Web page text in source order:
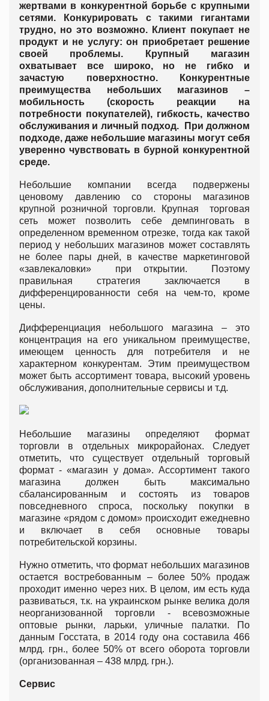
жертвами в конкурентной борьбе с крупными
сетями. Конкурировать с такими гигантами
трудно, но это возможно. Клиент покупает не
продукт и не услугу: он приобретает решение
своей проблемы. Крупный магазин
охватывает все широко, но не гибко и
зачастую поверхностно. Конкурентные
преимущества небольших магазинов –
мобильность (скорость реакции на
потребности покупателей), гибкость, качество
обслуживания и личный подход. При должном
подходе, даже небольшие магазины могут себя
уверенно чувствовать в бурной конкурентной
среде.
Небольшие компании всегда подвержены
ценовому давлению со стороны магазинов
крупной розничной торговли. Крупная торговая
сеть может позволить себе демпинговать в
определенном временном отрезке, тогда как такой
период у небольших магазинов может составлять
не более пары дней, в качестве маркетинговой
«завлекаловки» при открытии. Поэтому
правильная стратегия заключается в
дифференцированности себя на чем-то, кроме
цены.
Дифференциация небольшого магазина – это
концентрация на его уникальном преимуществе,
имеющем ценность для потребителя и не
характерном конкурентам. Этим преимуществом
может быть ассортимент товара, высокий уровень
обслуживания, дополнительные сервисы и т.д.
Небольшие магазины определяют формат
торговли в отдельных микрорайонах. Следует
отметить, что существует отдельный торговый
формат - «магазин у дома». Ассортимент такого
магазина должен быть максимально
сбалансированным и состоять из товаров
повседневного спроса, поскольку покупки в
магазине «рядом с домом» происходит ежедневно
и включает в себя основные товары
потребительской корзины.
Нужно отметить, что формат небольших магазинов
остается востребованным – более 50% продаж
проходит именно через них. В целом, им есть куда
развиваться, т.к. на украинском рынке велика доля
неорганизованной торговли - всевозможные
оптовые рынки, ларьки, уличные палатки. По
данным Госстата, в 2014 году она составила 466
млрд. грн., более 50% от всего оборота торговли
(организованная – 438 млрд. грн.).
Сервис